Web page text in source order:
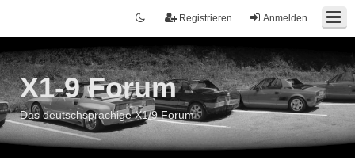
Anmelden
Registrieren
X1-9 Forum
Das deutschsprachige X1/9 Forum